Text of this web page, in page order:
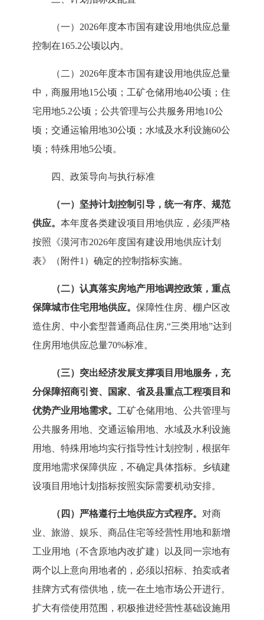
（一） 2026年度本市国有建设用地供应总量
控制 在165.2公顷以内。
（二） 2026年度本市国有建设用地供应总量
中，商服用地15公顷； 工矿仓储用地40公顷； 住
宅用地5.2公顷；公共管理与公共服务用地10公
顷；交通运输用地30公顷 ； 水域及水利设施60公
顷；特殊用地5公顷。
四、政策导向与执行标准
（一）坚持计划控制引导，统一有序、规范
供应。 本年度各类建设项目用地供应，必须严格
按照《漠河市2026年度国有建设用地供应计划
表》（附件1）确定的控制指标实施。
（二）认真落实房地产用地调控政策，重点
保障城市住宅用地供应。 保障性住房、棚户区改
造住房、中小套型普通商品住房,“三类用地”达到
住房用地供应总量70%标准。
（三）突出经济发展支撑项目用地服务，充
分保障招商引资、国家、省及县重点工程项目和
优势产业用地需求。 工矿仓储用地、公共管理与
公共服务用地、交通运输用地、水域及水利设施
用地、特殊用地均实行指导性计划控制，根据年
度用地需求保障供应，不确定具体指标。乡镇建
设项目用地计划指标按照实际需要机动安排。
（四）严格遵行土地供应方式程序。 对商
业、旅游、娱乐、商品住宅等经营性用地和新增
工业用地（不含原地内改扩建）以及同一宗地有
两个以上意向用地者的，必须以招标、拍卖或者
挂牌方式有偿供地，统一在土地市场公开进行。
扩大有偿使用范围，积极推进经营性基础设施用